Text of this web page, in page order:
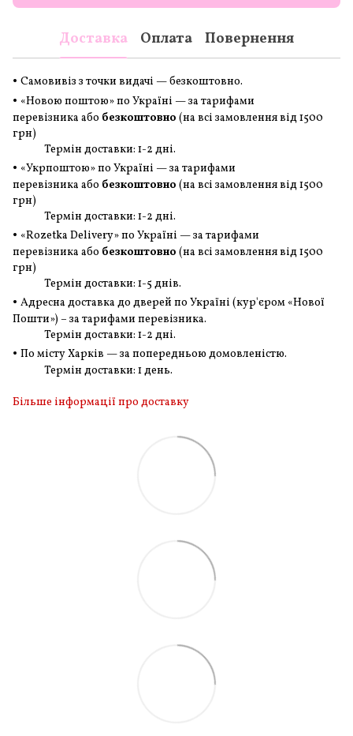
Доставка Оплата Повернення
• Самовивіз з точки видачі — безкоштовно.
• «Новою поштою» по Україні — за тарифами
перевізника або безкоштовно (на всі замовленнявід 1500
грн)
Термін доставки: 1-2 дні.
• «Укрпоштою» по Україні — за тарифами
перевізника або безкоштовно (на всі замовленнявід 1500
грн)
Термін доставки: 1-2 дні.
• «Rozetka Delivery» по Україні — за тарифами
перевізника або безкоштовно (на всі замовленнявід 1500
грн)
Термін доставки: 1-5 днів.
• Адресна доставка до дверей по Україні (кур'єром «Нової
Пошти») – за тарифами перевізника.
Термін доставки: 1-2 дні.
• По місту Харків — за попередньою домовленістю.
Термін доставки: 1 день.
Більше інформації про доставку